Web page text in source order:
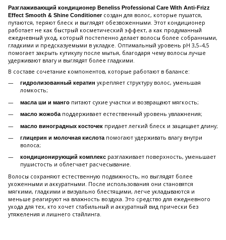
Разглаживающий кондиционер Beneliss Professional Care With Anti-Frizz
Effect Smooth & Shine Conditionerсоздан для волос, которые пушатся,
путаются, теряют блеск и выглядят обезвоженными. Этот кондиционер
работает не как быстрый косметический эффект, а как продуманный
ежедневный уход, который постепенно делает волосы более собранными,
гладкими и предсказуемыми в укладке. Оптимальный уровень pH 3,5–4,5
помогает закрыть кутикулу после мытья, благодаря чему волосы лучше
удерживают влагу и выглядят более гладкими.
В составе сочетание компонентов, которые работают в балансе:
гидролизованный кератин укрепляет структуру волос, уменьшая
ломкость;
масла ши и манго питают сухие участки и возвращают мягкость;
масло жожобаподдерживает естественный уровень увлажнения;
масло виноградных косточек придает легкий блеск и защищает длину;
глицерин и молочная кислотапомогают удерживать влагу внутри
волоса;
кондиционирующий комплекс разглаживает поверхность, уменьшает
пушистость и облегчает расчесывание.
Волосы сохраняют естественную подвижность, но выглядят более
ухоженными и аккуратными. После использования они становятся
мягкими, гладкими и визуально блестящими, легче укладываются и
меньше реагируют на влажность воздуха. Это средство для ежедневного
ухода для тех, кто хочет стабильный и аккуратный вид прически без
утяжеления и лишнего стайлинга.